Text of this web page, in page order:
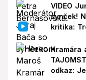
VIDEO
synček!
kritika:
Kramára
odkaz: